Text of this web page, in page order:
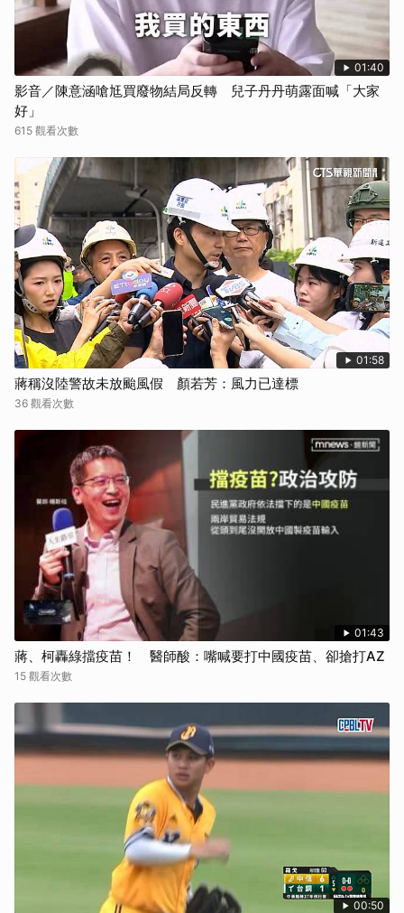
01:40
影音／陳意涵嗆尪買廢物結局反轉 兒子丹丹萌露面喊「大家
好」
615 觀看次數
01:58
蔣稱沒陸警故未放颱風假 顏若芳：風力已達標
36 觀看次數
01:43
蔣、柯轟綠擋疫苗！ 醫師酸：嘴喊要打中國疫苗、卻搶打AZ
15 觀看次數
00:50